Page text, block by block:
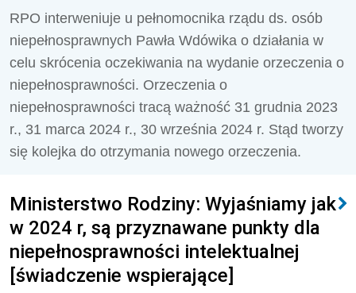
RPO interweniuje u pełnomocnika rządu ds. osób
niepełnosprawnych Pawła Wdówika o działania w
celu skrócenia oczekiwania na wydanie orzeczenia o
niepełnosprawności. Orzeczenia o
niepełnosprawności tracą ważność 31 grudnia 2023
r., 31 marca 2024 r., 30 września 2024 r. Stąd tworzy
się kolejka do otrzymania nowego orzeczenia.
Ministerstwo Rodziny: Wyjaśniamy jak
w 2024 r, są przyznawane punkty dla
niepełnosprawności intelektualnej
[świadczenie wspierające]